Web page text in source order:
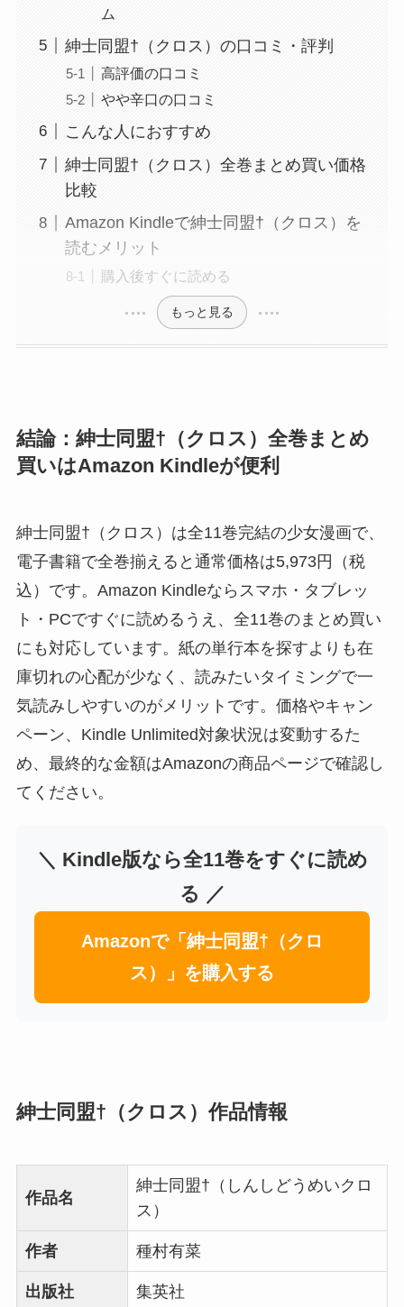
ム
紳士同盟†（クロス）の口コミ・評判
高評価の口コミ
やや辛口の口コミ
こんな人におすすめ
紳士同盟†（クロス）全巻まとめ買い価格
比較
Amazon Kindleで紳士同盟†（クロス）を
読むメリット
購入後すぐに読める
もっと見る
結論：紳士同盟†（クロス）全巻まとめ
買いはAmazon Kindleが便利
紳士同盟†（クロス）は全11巻完結の少女漫画で、
電子書籍で全巻揃えると通常価格は5,973円（税
込）です。Amazon Kindleならスマホ・タブレッ
ト・PCですぐに読めるうえ、全11巻のまとめ買い
にも対応しています。紙の単行本を探すよりも在
庫切れの心配が少なく、読みたいタイミングで一
気読みしやすいのがメリットです。価格やキャン
ペーン、Kindle Unlimited対象状況は変動するた
め、最終的な金額はAmazonの商品ページで確認し
てください。
＼ Kindle版なら全11巻をすぐに読め
る ／
Amazonで「紳士同盟†（クロ
ス）」を購入する
紳士同盟†（クロス）作品情報
作品名
紳士同盟†（しんしどうめいクロ
ス）
作者 種村有菜
出版社 集英社